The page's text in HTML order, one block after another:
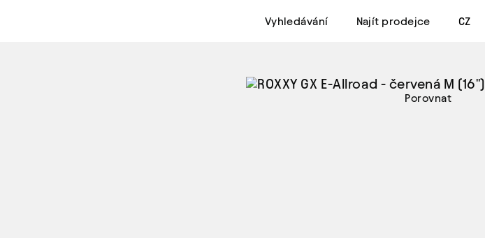
Vyhledávání Najít prodejce CZ
Porovnat